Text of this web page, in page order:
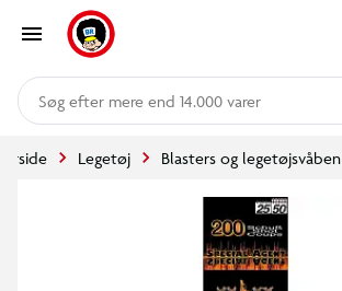
mere end 14.000 varer
Legetøj Blasters og legetøjsvåben